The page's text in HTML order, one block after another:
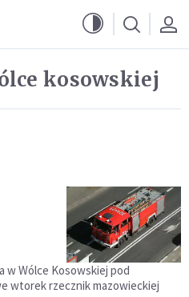
kosowskiej
w Wólce Kosowskiej pod
wtorek rzecznik mazowieckiej